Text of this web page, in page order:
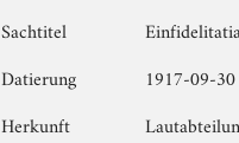
Sachtitel
Einfidelitatia
Datierung
1917-09-30
Herkunft